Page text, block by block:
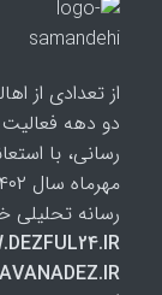
از تعدادی از
دو دهه
رسانی، با
مهرماه سال ۱۴۰۲ به صورت رسمی آغاز بکار کرد.
رسانه تحلیلی خبری دزفول ۲۴